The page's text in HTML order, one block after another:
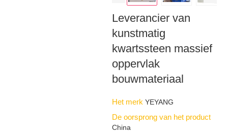
Leverancier van
kunstmatig
kwartssteen massief
oppervlak
bouwmateriaal
Het merk YEYANG
De oorsprong van het product
China